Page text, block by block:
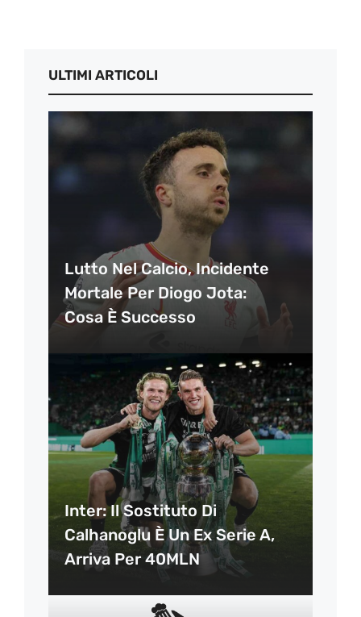
ULTIMI ARTICOLI
Lutto Nel Calcio, Incidente
Mortale Per Diogo Jota:
Cosa È Successo
Inter: Il Sostituto Di
Calhanoglu È Un Ex Serie A,
Arriva Per 40MLN